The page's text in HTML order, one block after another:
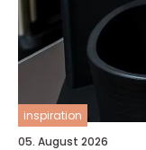
inspiration
05. August 2026